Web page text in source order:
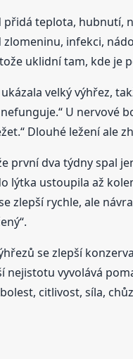
teplota, hubnutí,
infekci,
uklidní tam, kde je
velký výhřez,
U
Dlouhé ležení ale
první dva týdny spal
lýtka ustoupila až
zlepší rychle, ale
se zlepší
nejistotu vyvolává
citlivost, síla,